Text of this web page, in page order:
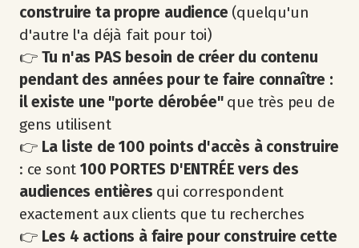
construire ta propre audience (quelqu'un
d'autre l'a déjà fait pour toi)
👉 Tu n'as PAS besoin de créer du contenu
pendant des années pour te faire connaître :
il existe une "porte dérobée"que très peu de
gens utilisent
👉 La liste de 100 points d'accès à construire
: ce sont100 PORTES D'ENTRÉE vers des
audiences entières qui correspondent
exactement aux clients que tu recherches
👉 Les 4 actions à faire pour construire cette